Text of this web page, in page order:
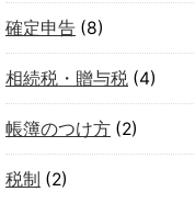
確定申告 (8)
相続税・贈与税 (4)
帳簿のつけ方 (2)
税制 (2)